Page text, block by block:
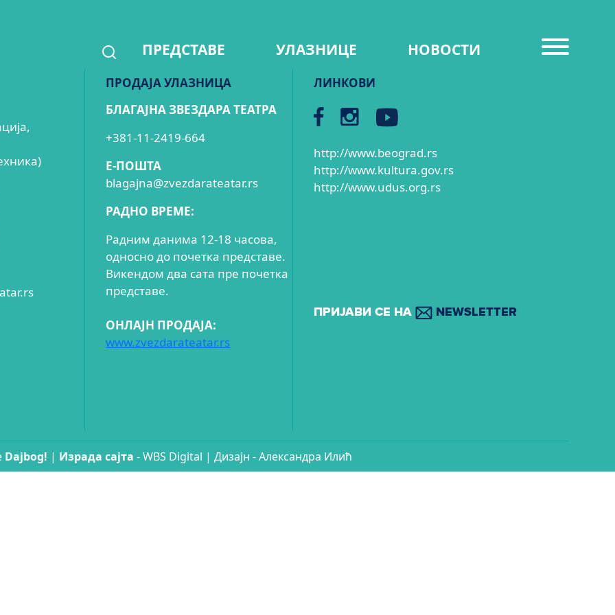
ПРЕДСТАВЕ УЛАЗНИЦЕ НОВОСТИ
ПРОДАЈА УЛАЗНИЦА
БЛАГАЈНА ЗВЕЗДАРА ТЕАТРА
+381-11-2419-664
E-ПОШТА
blagajna@zvezdarateatar.rs
РАДНО ВРЕМЕ:
Радним данима 12-18 часова,
односно до почетка представе.
Викендом два сата пре почетка
представе.
ОНЛАЈН ПРОДАЈА:
www.zvezdarateatar.rs
ЛИНКОВИ
http://www.beograd.rs
http://www.kultura.gov.rs
http://www.udus.org.rs
ПРИЈАВИ СЕ НА NEWSLETTER
Dajbog! | Израда сајтa - WBS Digital | Дизајн - Александра Илић